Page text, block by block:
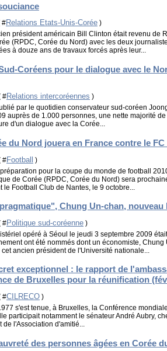
#Relations Etats-Unis-Corée )
président américain Bill Clinton était revenu de
(RPDC, Corée du Nord) avec les deux
à douze ans de travaux forcés après leur...
Coréens pour le dialogue avec le
#Relations intercoréennes )
par le quotidien conservateur sud-coréen
auprès de 1.000 personnes, une nette majorité
d'un dialogue avec la Corée...
du Nord jouera en France contre le
#Football )
pour la coupe du monde de football
de Corée (RPDC, Corée du Nord) sera
le Football Club de Nantes, le 9 octobre...
Chung Un-chan,
#Politique sud-coréenne )
opéré à Séoul le jeudi 3 septembre 2009
ont été nommés dont un économiste,
ancien président de l'Université nationale...
exceptionnel : le rapport de
de Bruxelles pour la réunification
#CILRECO )
s'est tenue, à Bruxelles, la Conférence
participait notamment le sénateur André Aubry,
de l'Association d'amitié...
des personnes âgées en Corée